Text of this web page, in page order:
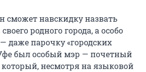
сможет навскидку назвать
родного города, а особо
даже парочку «городских
был особый мэр — почетный
несмотря на языковой